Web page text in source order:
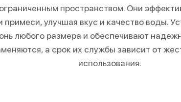
пространством. Они
примеси, улучшая вкус и качество воды.
любого размера и обеспечивают
а срок их службы зависит от
использования.